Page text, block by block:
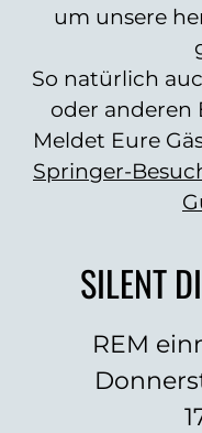
um unsere
So natürlich
oder anderen
Meldet Eure
Springer-
SILENT
REM